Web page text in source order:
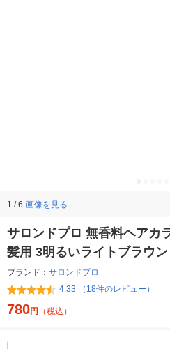
1 / 6 画像を見る
サロンドプロ 無香料ヘアカ
髪用 3明るいライトブラウ
ブランド： サロンドプロ
4.33 （18件のレビュー）
780円 （税込）